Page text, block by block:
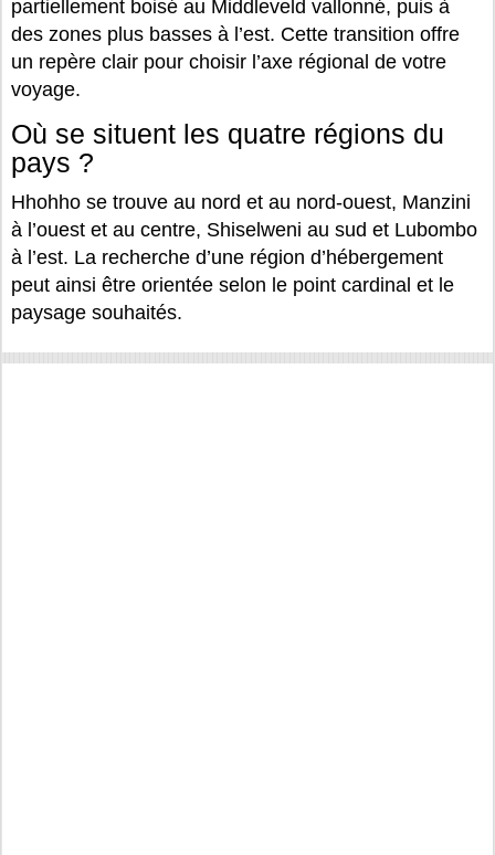
partiellement boisé au Middleveld vallonné, puis à
des zones plus basses à l’est. Cette transition offre
un repère clair pour choisir l’axe régional de votre
voyage.
Où se situent les quatre régions du
pays ?
Hhohho se trouve au nord et au nord-ouest, Manzini
à l’ouest et au centre, Shiselweni au sud et Lubombo
à l’est. La recherche d’une région d’hébergement
peut ainsi être orientée selon le point cardinal et le
paysage souhaités.